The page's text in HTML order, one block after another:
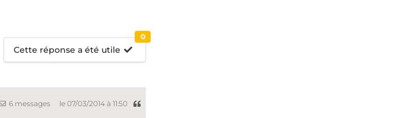
Cette réponse a été utile
0
6 messages le 07/03/2014 à 11:50